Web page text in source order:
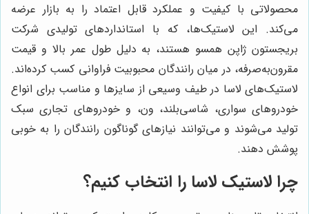
محصولاتی با کیفیت و عملکرد قابل اعتماد را به بازار عرضه
می‌کند. این لاستیک‌ها، که با استانداردهای تولیدی شرکت
بریجستون ژاپن همسو هستند، به دلیل طول عمر بالا و قیمت
مقرون‌به‌صرفه، در میان رانندگان محبوبیت فراوانی کسب کرده‌اند.
لاستیک‌های لاسا در طیف وسیعی از سایزها و مناسب برای انواع
خودروهای سواری، شاسی‌بلند، ون، و خودروهای تجاری سبک
تولید می‌شوند و می‌توانند نیازهای گوناگون رانندگان را به خوبی
پوشش دهند.
چرا لاستیک لاسا را انتخاب کنیم؟